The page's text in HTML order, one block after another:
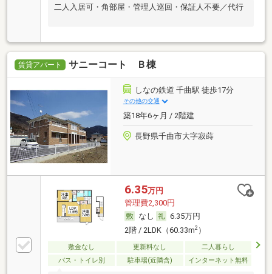
二人入居可・角部屋・管理人巡回・保証人不要／代行
賃貸アパート サニーコート Ｂ棟
しなの鉄道 千曲駅 徒歩17分
その他の交通
築18年6ヶ月 / 2階建
長野県千曲市大字寂蒔
6.35万円
管理費2,300円
なし
6.35万円
2階 / 2LDK（60.33m2）
敷金なし 更新料なし
二人暮らし
バス・トイレ別
駐車場(近隣含) インターネット無料